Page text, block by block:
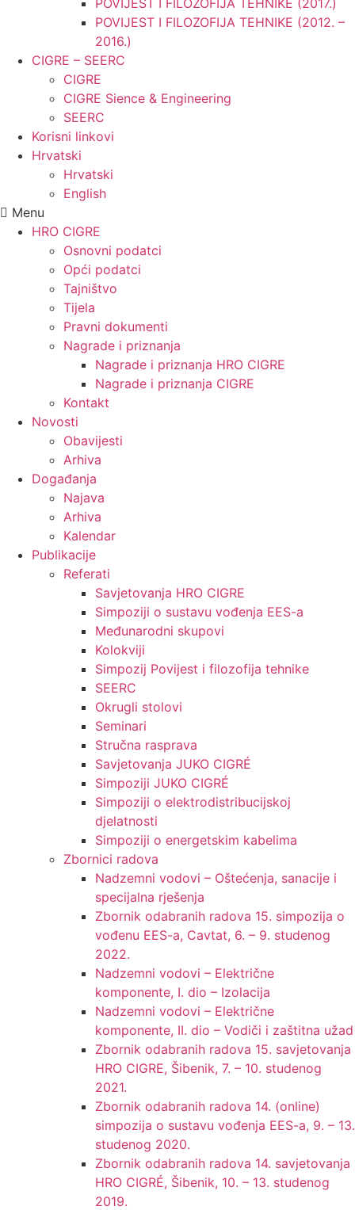
POVIJEST I FILOZOFIJA TEHNIKE (2017.)
POVIJEST I FILOZOFIJA TEHNIKE (2012. –
2016.)
CIGRE – SEERC
CIGRE
CIGRE Sience & Engineering
SEERC
Korisni linkovi
Hrvatski
Hrvatski
English
Menu
HRO CIGRE
Osnovni podatci​
Opći podatci
Tajništvo
Tijela
Pravni dokumenti
Nagrade i priznanja
Nagrade i priznanja HRO CIGRE
Nagrade i priznanja CIGRE
Kontakt
Novosti
Obavijesti
Arhiva
Događanja
Najava
Arhiva
Kalendar
Publikacije
Referati
Savjetovanja HRO CIGRE
Simpoziji o sustavu vođenja EES-a
Međunarodni skupovi
Kolokviji​
Simpozij Povijest i filozofija tehnike
SEERC
Okrugli stolovi
Seminari​
Stručna rasprava​
Savjetovanja JUKO CIGRÉ
Simpoziji JUKO CIGRÉ
Simpoziji o elektrodistribucijskoj
djelatnosti
Simpoziji o energetskim kabelima
Zbornici radova
Nadzemni vodovi – Oštećenja, sanacije i
specijalna rješenja
Zbornik odabranih radova 15. simpozija o
vođenu EES-a, Cavtat, 6. – 9. studenog
2022.
Nadzemni vodovi – Električne
komponente, I. dio – Izolacija
Nadzemni vodovi – Električne
komponente, II. dio – Vodiči i zaštitna užad
Zbornik odabranih radova 15. savjetovanja
HRO CIGRE, Šibenik, 7. – 10. studenog
2021.
Zbornik odabranih radova 14. (online)
simpozija o sustavu vođenja EES-a, 9. – 13.
studenog 2020.
Zbornik odabranih radova 14. savjetovanja
HRO CIGRÉ, Šibenik, 10. – 13. studenog
2019.